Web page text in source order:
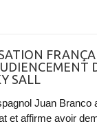
SALL
Juan
et affirme avoir